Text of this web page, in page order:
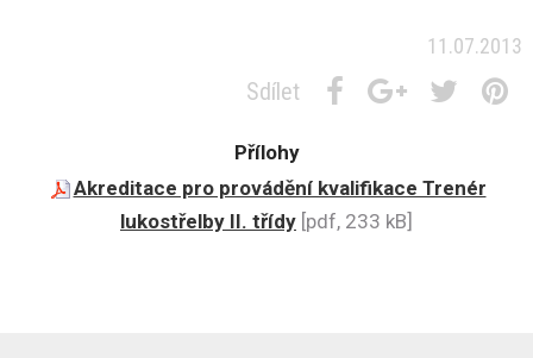
11.07.2013
Sdílet
Přílohy
Akreditace pro provádění kvalifikace Trenér
lukostřelby II. třídy [pdf, 233 kB]